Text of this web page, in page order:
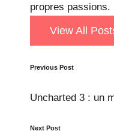
propres passions.
View All
Post
Previous Post
Uncharted 3 : un
Next Post